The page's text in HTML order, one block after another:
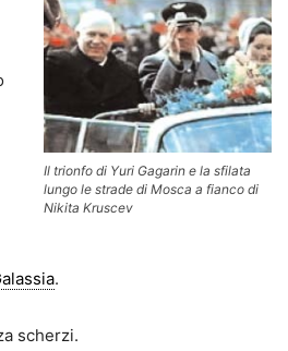
Il trionfo di Yuri Gagarin e la sfilata
lungo le strade di Mosca a fianco di
Nikita Kruscev
.
scherzi.